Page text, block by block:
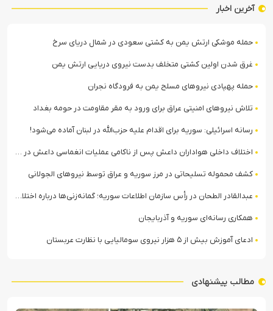
آخرین اخبار
حمله موشکی ارتش یمن به کشتی سعودی در شمال دریای سرخ
غرق شدن اولین کشتی متخلف بدست نیروی دریایی ارتش یمن
حمله پهپادی نیروهای مسلح یمن به فرودگاه نجران
تلاش نیروهای امنیتی عراق برای ورود به مقر مقاومت در حومه بغداد
رسانه اسرائیلی: سوریه برای اقدام علیه حزب‌الله در لبنان آماده می‌شود!
اختلاف داخلی هواداران داعش پس از ناکامی عملیات انغماسی داعش در رقه
کشف محموله تسلیحاتی در مرز سوریه و عراق توسط نیروهای الجولانی
عبدالقادر الطحان در رأس سازمان اطلاعات سوریه؛ گمانه‌زنی‌ها درباره اختلافات در ساختار امنیتی
همکاری رسانه‌ای سوریه و آذربایجان
ادعای آموزش بیش از ۵ هزار نیروی سومالیایی با نظارت عربستان
مطالب پیشنهادی